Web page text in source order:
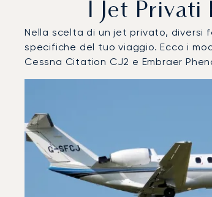
I Jet
Nella scelta di un jet privato, diversi
specifiche del tuo viaggio. Ecco i
Cessna Citation CJ2 e Embraer
Aeroporto di Lione Saint Exupéry : I 3
Autonomia (NM)